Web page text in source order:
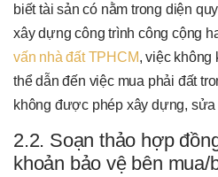
biết tài sản có nằm trong diện
xây dựng công trình công cộng
vấn nhà đất TPHCM, việc không
thể dẫn đến việc mua phải đất
không được phép xây dựng,
2.2. Soạn thảo hợp
khoản bảo vệ bên mua/